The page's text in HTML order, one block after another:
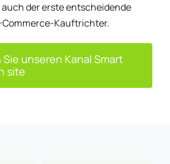
der erste entscheidende
Kauftrichter.
unseren Kanal Smart
site